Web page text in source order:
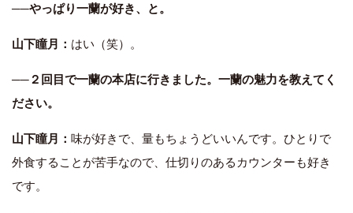
──やっぱり一蘭が好き、と。
山下瞳月： はい（笑）。
──２回目で一蘭の本店に行きました。一蘭の魅力を教えてく
ださい。
山下瞳月： 味が好きで、量もちょうどいいんです。ひとりで
外食することが苦手なので、仕切りのあるカウンターも好き
です。